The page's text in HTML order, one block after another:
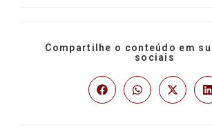
Compartilhe o conteúdo em
sociais